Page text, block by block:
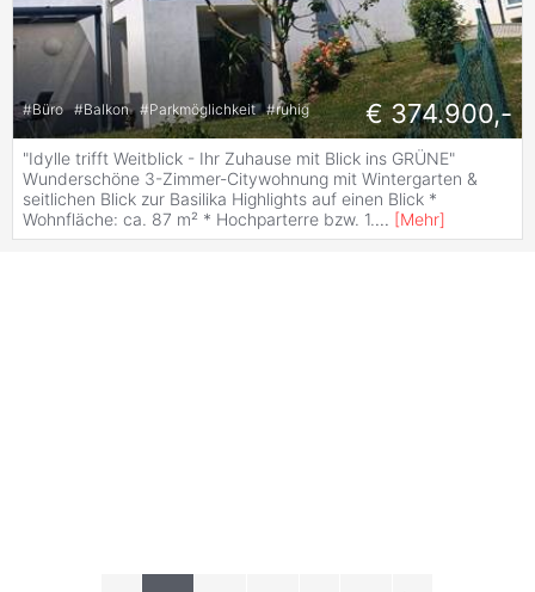
#Büro #Balkon #Parkmöglichkeit #ruhig € 374.900,-
"Idylle trifft Weitblick - Ihr Zuhause mit Blick ins GRÜNE"
Wunderschöne 3-Zimmer-Citywohnung mit Wintergarten &
seitlichen Blick zur Basilika Highlights auf einen Blick *
Wohnfläche: ca. 87 m² * Hochparterre bzw. 1.... [Mehr]